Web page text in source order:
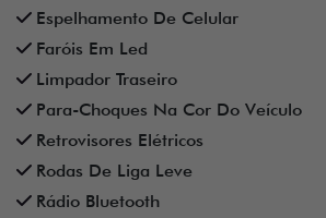
Espelhamento De Celular
Faróis Em Led
Limpador Traseiro
Para-Choques Na Cor Do Veículo
Retrovisores Elétricos
Rodas De Liga Leve
Rádio Bluetooth